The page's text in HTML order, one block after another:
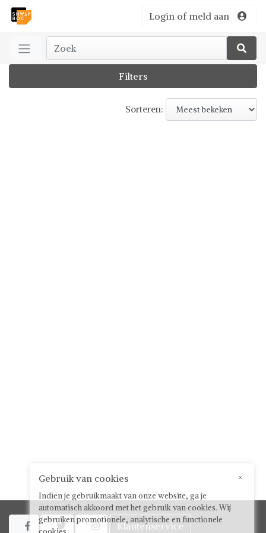
Login of meld aan
Filters
Sorteren:
   Klantenservice
×
Gebruik van cookies
Indien je gebruikmaakt van onze website, ga je
automatisch akkoord met het gebruik van cookies. Wij
gebruiken promotionele, analytische en functionele